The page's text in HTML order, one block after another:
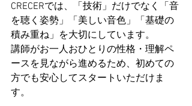
CRECERでは、「技術」だけでなく「音
を聴く姿勢」「美しい音色」「基礎の
積み重ね」を大切にしています。
講師がお一人おひとりの性格・理解ペ
ースを見ながら進めるため、初めての
方でも安心してスタートいただけま
す。